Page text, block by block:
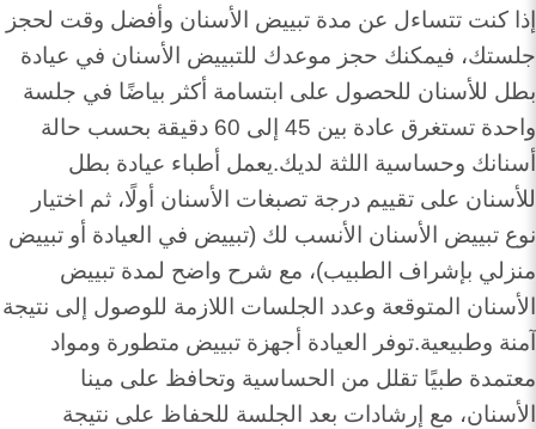
إذا كنت تتساءل عن مدة تبييض الأسنان وأفضل وقت لحجز
جلستك، فيمكنك حجز موعدك للتبييض الأسنان في عيادة
بطل للأسنان للحصول على ابتسامة أكثر بياضًا في جلسة
واحدة تستغرق عادة بين 45 إلى 60 دقيقة بحسب حالة
أسنانك وحساسية اللثة لديك.يعمل أطباء عيادة بطل
للأسنان على تقييم درجة تصبغات الأسنان أولًا، ثم اختيار
نوع تبييض الأسنان الأنسب لك (تبييض في العيادة أو تبييض
منزلي بإشراف الطبيب)، مع شرح واضح لمدة تبييض
الأسنان المتوقعة وعدد الجلسات اللازمة للوصول إلى نتيجة
آمنة وطبيعية.توفر العيادة أجهزة تبييض متطورة ومواد
معتمدة طبيًا تقلل من الحساسية وتحافظ على مينا
الأسنان، مع إرشادات بعد الجلسة للحفاظ على نتيجة